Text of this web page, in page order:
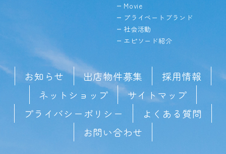
Movie
プライベートブランド
社会活動
エピソード紹介
お知らせ 出店物件募集
採用情報
ネットショップ
サイトマップ
プライバシーポリシー
よくある質問
お問い合わせ